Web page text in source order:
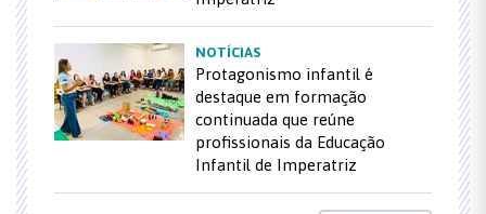
NOTÍCIAS
Protagonismo infantil é
destaque em formação
continuada que reúne
profissionais da Educação
Infantil de Imperatriz